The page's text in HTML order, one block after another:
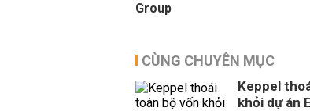
Group
CÙNG CHUYÊN MỤC
Keppel
khỏi dự án